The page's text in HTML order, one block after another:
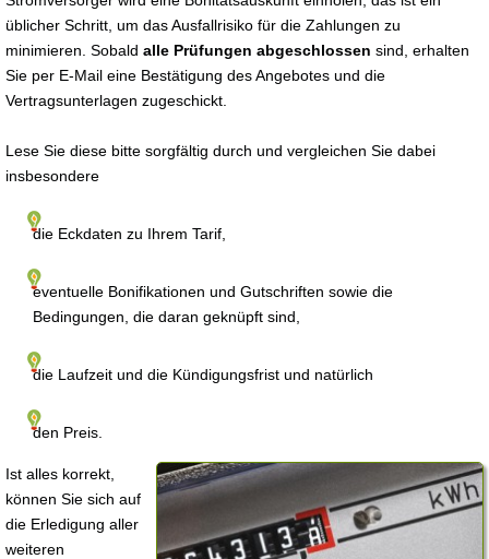
üblicher Schritt, um das Ausfallrisiko für die Zahlungen zu
minimieren. Sobald alle Prüfungen abgeschlossen sind, erhalten
Sie per E-Mail eine Bestätigung des Angebotes und die
Vertragsunterlagen zugeschickt.
Lese Sie diese bitte sorgfältig durch und vergleichen Sie dabei
insbesondere
die Eckdaten zu Ihrem Tarif,
eventuelle Bonifikationen und Gutschriften sowie die
Bedingungen, die daran geknüpft sind,
die Laufzeit und die Kündigungsfrist und natürlich
den Preis.
Ist alles korrekt,
können Sie sich auf
die Erledigung aller
weiteren